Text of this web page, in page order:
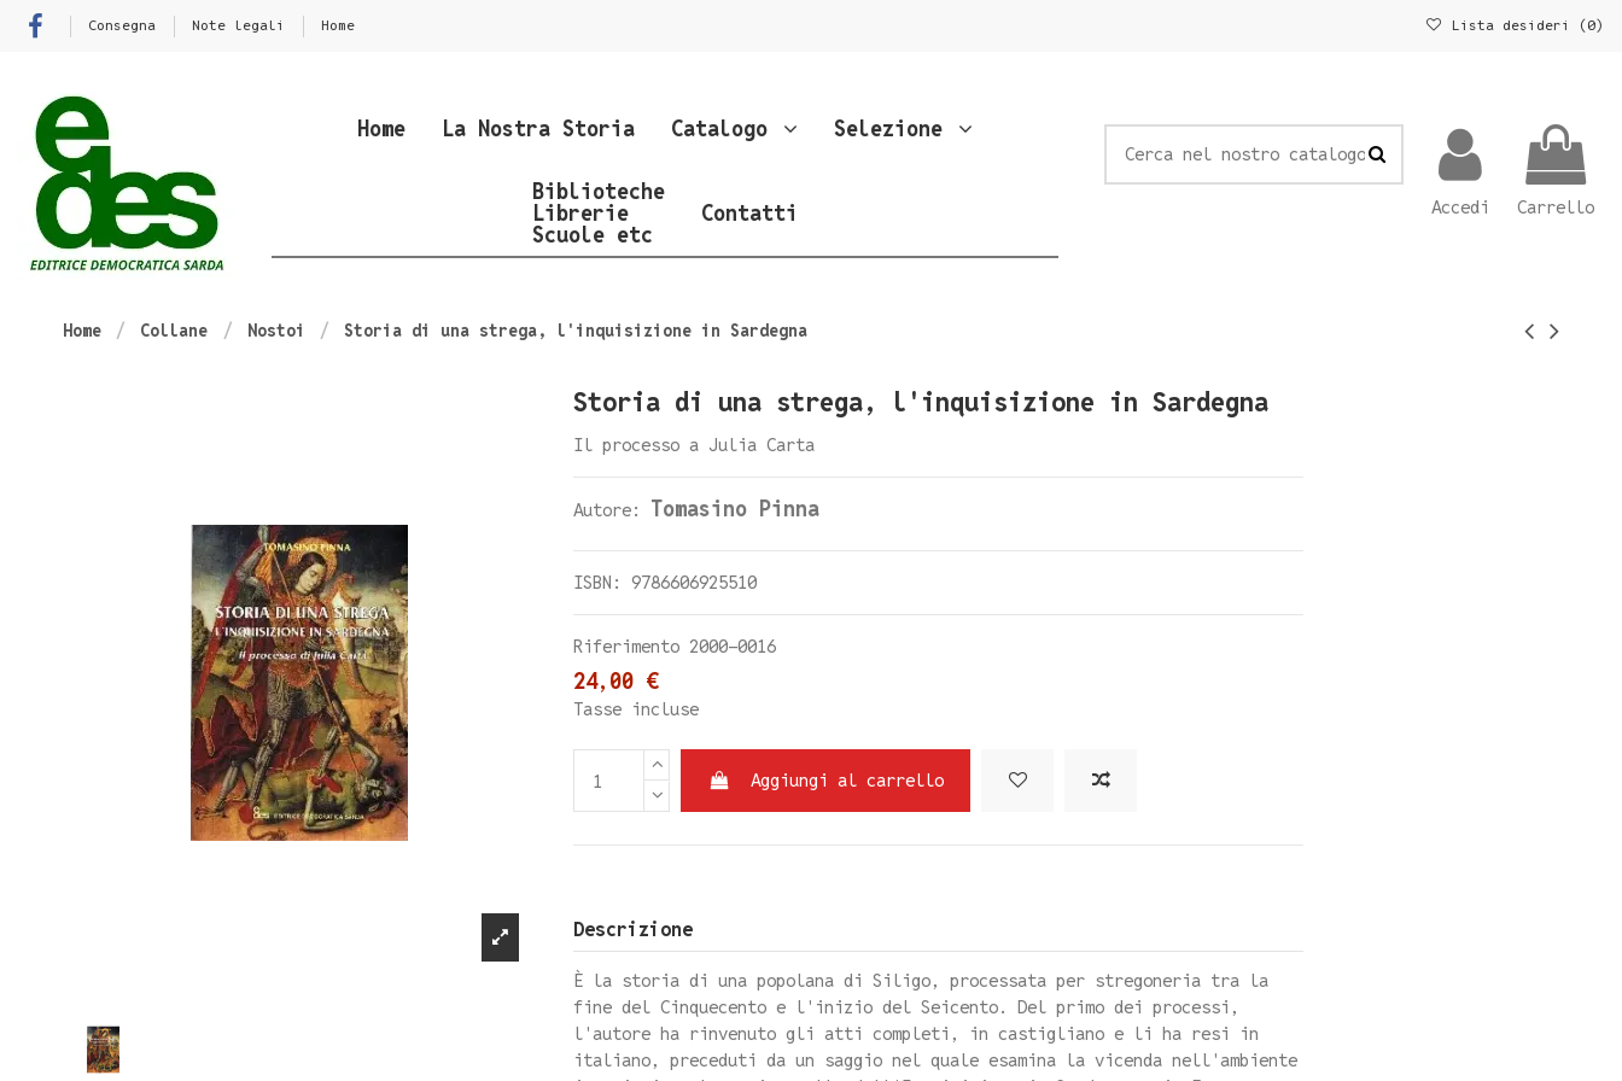
Consegna Note legali Home Lista desideri (0)
Home La Nostra Storia Catalogo Selezione
Biblioteche
Librerie
Scuole etc
Contatti Accedi Carrello
Home Collane Nostoi Storia di una strega, l'inquisizione in Sardegna
Storia di una strega, l'inquisizione in Sardegna
Il processo a Julia Carta
Autore: Tomasino Pinna
ISBN: 9786606925510
Riferimento 2000-0016
24,00 €
Tasse incluse
Aggiungi al carrello
Descrizione
È la storia di una popolana di Siligo, processata per stregoneria tra la
fine del Cinquecento e l'inizio del Seicento. Del primo dei processi,
l'autore ha rinvenuto gli atti completi, in castigliano e li ha resi in
italiano, preceduti da un saggio nel quale esamina la vicenda nell'ambiente